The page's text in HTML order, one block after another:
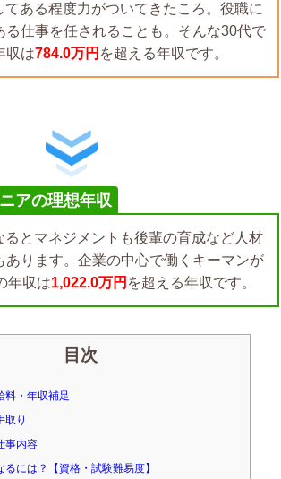
ある程度力がついてきたころ。役職に
る仕事を任されることも。そんな30代で
収は784.0万円 を超える年収です。
アの理想年収
るとマネジメントも後輩の育成など人材
あります。企業の中心で働くキーマンが
年収は1,022.0万円 を超える年収です。
目次
料・年収補足
取り
事内容
には？【資格・試験難易度】